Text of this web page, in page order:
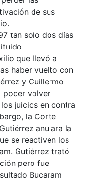
de sus
tan solo dos días
que llevó a
haber vuelto con
y Guillermo
poder volver
juicios en contra
la Corte
anulara la
se reactiven los
Gutiérrez trató
pero fue
Bucaram